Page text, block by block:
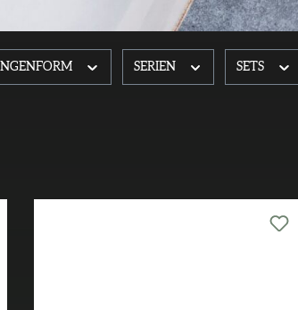
SERIEN SETS